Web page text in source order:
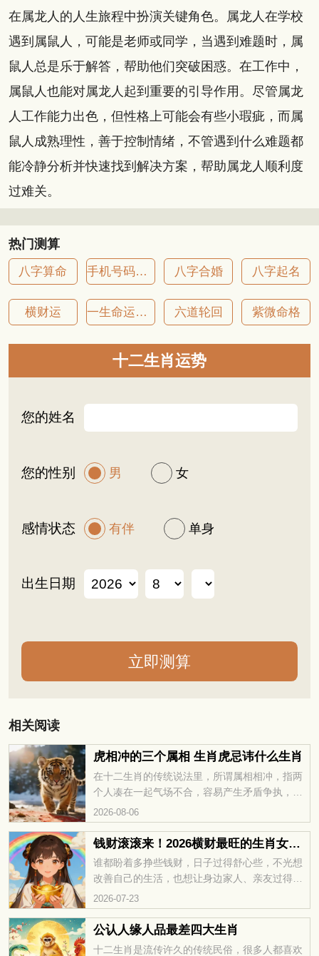
在属龙人的人生旅程中扮演关键角色。属龙人在学校
遇到属鼠人，可能是老师或同学，当遇到难题时，属
鼠人总是乐于解答，帮助他们突破困惑。在工作中，
属鼠人也能对属龙人起到重要的引导作用。尽管属龙
人工作能力出色，但性格上可能会有些小瑕疵，而属
鼠人成熟理性，善于控制情绪，不管遇到什么难题都
能冷静分析并快速找到解决方案，帮助属龙人顺利度
过难关。
热门测算
八字算命 手机号码吉凶 八字合婚 八字起名
横财运 一生命运详批 六道轮回 紫微命格
十二生肖运势
您的姓名
您的性别 男 女
感情状态 有伴 单身
出生日期
相关阅读
虎相冲的三个属相 生肖虎忌讳什么生肖
在十二生肖的传统说法里，所谓属相相冲，指两
个人凑在一起气场不合，容易产生矛盾争执，或
多或少会对彼此的运势发展带来阻碍。很多属虎
的朋友都很好奇，和老虎相冲的三个属相分别是
哪些？接下来咱们就详细说一说。
2026-08-06
钱财滚滚来！2026横财最旺的生肖女盘点
谁都盼着多挣些钱财，日子过得舒心些，不光想
改善自己的生活，也想让身边家人、亲友过得更
好。人人都在努力追逐财富，期待手头越来越宽
裕。那2026年，哪些生肖女财运旺盛，钱财源源
不断？一起来看看。
2026-07-23
公认人缘人品最差四大生肖
十二生肖是流传许久的传统民俗，很多人都喜欢